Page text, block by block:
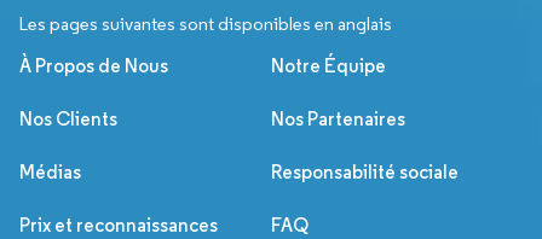
Les pages suivantes sont disponibles en anglais
À Propos de Nous Notre Équipe
Nos Clients Nos Partenaires
Médias Responsabilité sociale
Prix et reconnaissances FAQ